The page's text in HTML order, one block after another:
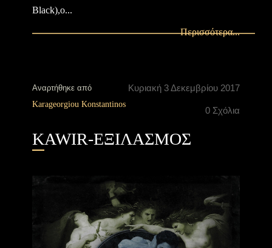
Black),o...
Περισσότερα...
Κυριακή 3 Δεκεμβρίου 2017
0 Σχόλια
Αναρτήθηκε από
Karageorgiou Konstantinos
KAWIR-ΕΞΙΛΑΣΜΟΣ